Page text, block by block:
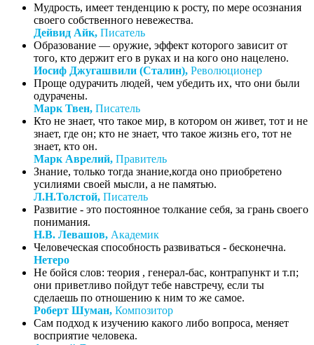
Мудрость, имеет тенденцию к росту, по мере осознания
своего собственного невежества.
Дейвид Айк, Писатель
Образование — оружие, эффект которого зависит от
того, кто держит его в руках и на кого оно нацелено.
Иосиф Джугашвили (Сталин), Революционер
Проще одурачить людей, чем убедить их, что они были
одурачены.
Марк Твен, Писатель
Кто не знает, что такое мир, в котором он живет, тот и не
знает, где он; кто не знает, что такое жизнь его, тот не
знает, кто он.
Марк Аврелий, Правитель
Знание, только тогда знание,когда оно приобретено
усилиями своей мысли, а не памятью.
Л.Н.Толстой, Писатель
Развитие - это постоянное толкание себя, за грань своего
понимания.
Н.В. Левашов, Академик
Человеческая способность развиваться - бесконечна.
Нетеро
Не бойся слов: теория , генерал-бас, контрапункт и т.п;
они приветливо пойдут тебе навстречу, если ты
сделаешь по отношению к ним то же самое.
Роберт Шуман, Композитор
Сам подход к изучению какого либо вопроса, меняет
восприятие человека.